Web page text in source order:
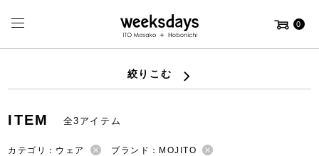
0
絞りこむ
ITEM 全3アイテム
カテゴリ：ウェア
ブランド：MOJITO